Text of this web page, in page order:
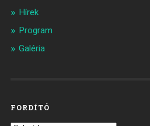
Hírek
Program
Galéria
FORDÍTÓ